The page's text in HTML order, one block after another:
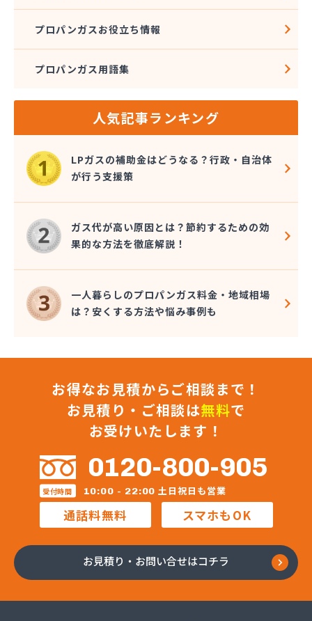
株式会社福冨
株式会社平松総合企画 プロパンガス部
株式会社別井商店
関彰商事株式会社 真岡LPガスセンター
岩谷産業株式会社 宇都宮支店
鬼怒川プロパン
吉澤保全株式会社倉庫
橋本産業株式会社
近嵐商事有限会社
金子商事有限会社
桑原商店
郡司燃料店
慶野燃料店
戸恒燃料店
戸村商店
五味田商店
江連燃料株式会社
佐藤燃料店
佐野市エルピーガス販売協同組合
佐野燃料
細井プロパン
三愛オブリガス東日本株式会社 栃木支店 宇都宮
営業所/卸売課
三柴正雄商店
三田岱治商店
氏家高圧ガス保安センター
小篠酸素株式会社
プロパンガスお役立ち情報
プロパンガス用語集
人気記事ランキング
LPガスの補助金はどうなる？行政・自治体
が行う支援策
ガス代が高い原因とは？節約するための効
果的な方法を徹底解説！
一人暮らしのプロパンガス料金・地域相場
は？安くする方法や悩み事例も
お得なお見積からご相談まで！
お見積り・ご相談は無料で
お受けいたします！
0120-800-905
受付時間 10:00 - 22:00 土日祝日も営業
通話料無料 スマホもOK
お見積り・お問い合せはコチラ